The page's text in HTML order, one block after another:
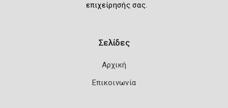
επιχείρησής σας.
Σελίδες
Αρχική
Επικοινωνία